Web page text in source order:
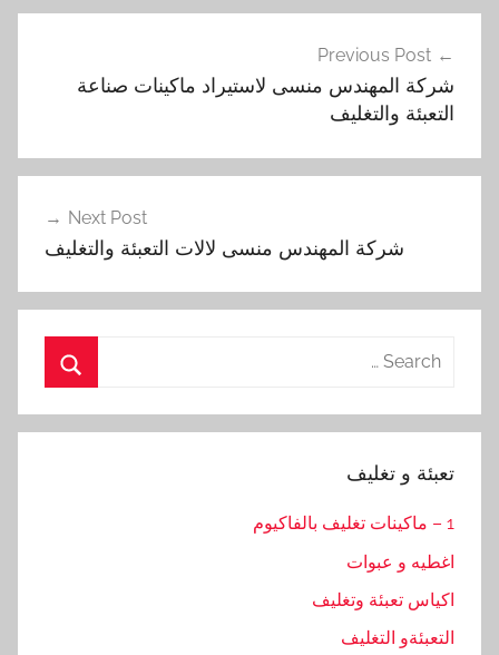
المقالات
Previous Post
شركة المهندس منسى لاستيراد ماكينات صناعة
التعبئة والتغليف
Next Post
شركة المهندس منسى لالات التعبئة والتغليف
Search
تعبئة و تغليف
1 – ماكينات تغليف بالفاكيوم
اغطيه و عبوات
اكياس تعبئة وتغليف
التعبئةو التغليف